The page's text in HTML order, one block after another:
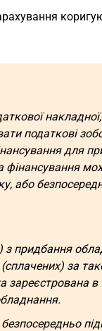
податкові
для
фінансування
або
придбання
за
зареєстрована